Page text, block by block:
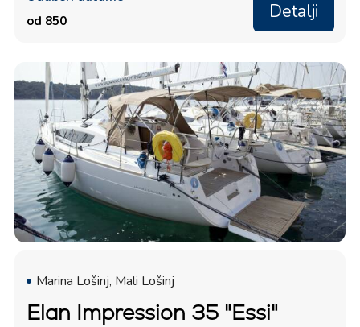
od 850
Detalji
Marina Lošinj, Mali Lošinj
Elan Impression 35 "Essi"